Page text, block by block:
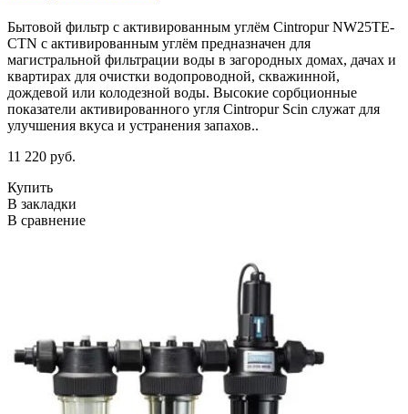
Бытовой фильтр с активированным углём Cintropur NW25TE-
CTN с активированным углём предназначен для
магистральной фильтрации воды в загородных домах, дачах и
квартирах для очистки водопроводной, скважинной,
дождевой или колодезной воды. Высокие сорбционные
показатели активированного угля Cintropur Scin служат для
улучшения вкуса и устранения запахов..
11 220 руб.
Купить
В закладки
В сравнение